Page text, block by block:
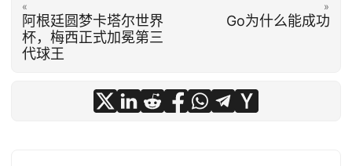
«
阿根廷圆梦卡塔尔世界
杯，梅西正式加冕第三
代球王
»
Go为什么能成功